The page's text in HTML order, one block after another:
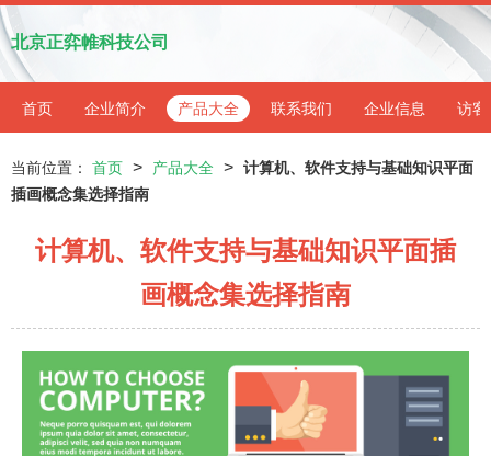
北京正弈帷科技公司
首页 企业简介 产品大全 联系我们 企业信息 访客
当前位置： 首页 > 产品大全 > 计算机、软件支持与基础知识平面
插画概念集选择指南
计算机、软件支持与基础知识平面插
画概念集选择指南